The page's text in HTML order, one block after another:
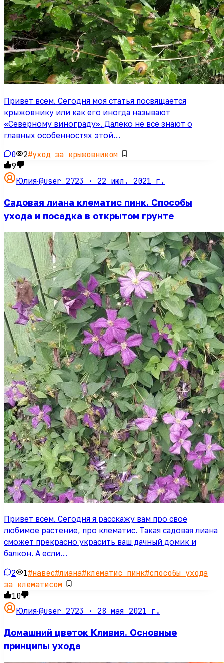
Привет всем. Сегодня моя статья посвящается
крыжовнику или как его иногда называют
«Северному винограду». Далеко не все знают о
главных особенностях этой…
0 2#уход за крыжовником
9
Юлия·@user_2723 · 22 июл. 2021 г.
Садовая лиана клематис пинк. Способы
ухода и посадка в открытом грунте
Привет всем. Сегодня я расскажу вам про свое
любимое растение, про клематис. Такая садовая лиана
сможет прекрасно украсить ваш дачный домик и
балкон. А если…
2 1#навес#лиана#клематис пинк#способы ухода
за клематисом
10
Юлия·@user_2723 · 28 мая 2021 г.
Домашний цветок Кливия. Основные
принципы ухода